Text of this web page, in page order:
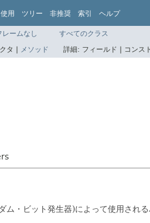
使用 ツリー 非推奨 索引 ヘルプ
レームなし すべてのクラス
タ | メソッド 詳細: フィールド | コンス
・ビット発生器)によって使用される